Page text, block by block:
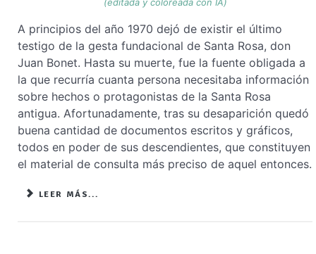
A principios del año 1970 dejó de existir el último
testigo de la gesta fundacional de Santa Rosa, don
Juan Bonet. Hasta su muerte, fue la fuente obligada a
la que recurría cuanta persona necesitaba información
sobre hechos o protagonistas de la Santa Rosa
antigua. Afortunadamente, tras su desaparición quedó
buena cantidad de documentos escritos y gráficos,
todos en poder de sus descendientes, que constituyen
el material de consulta más preciso de aquel entonces.
LEER MÁS...